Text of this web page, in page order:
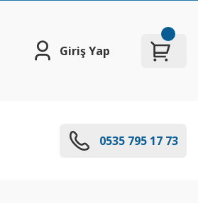
Giriş Yap
0535 795 17 73